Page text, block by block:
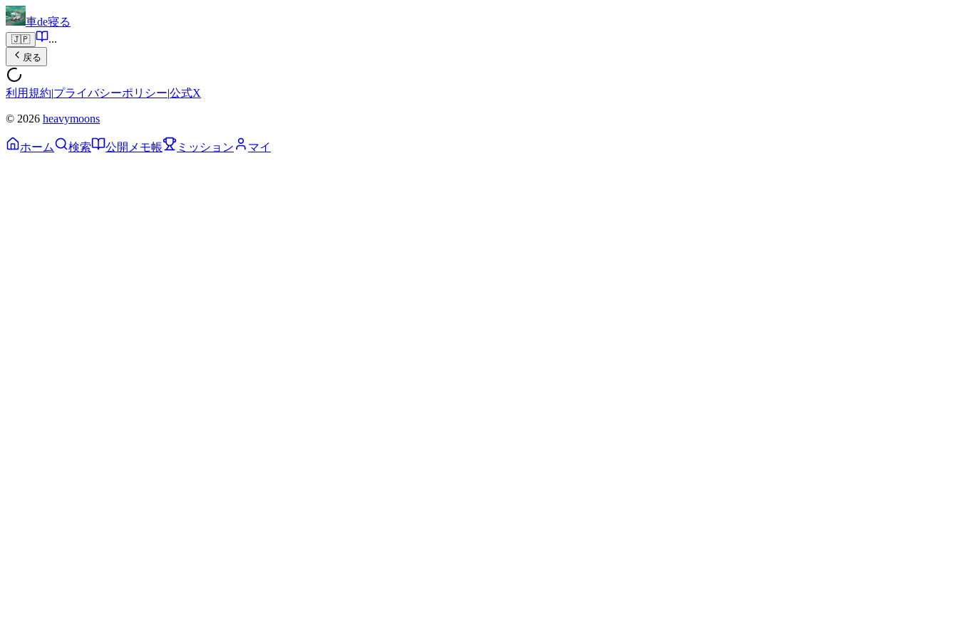
車de寝る
🇯🇵 ...
戻る
利用規約|プライバシーポリシー|公式X
© 2026 heavymoons
ホーム 検索 公開メモ帳 ミッション マイ